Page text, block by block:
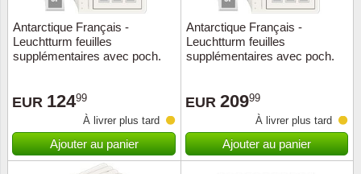
Antarctique Français -
Leuchtturm feuilles
supplémentaires avec poch.
EUR 12499
À livrer plus tard
Ajouter au panier
Antarctique Français -
Leuchtturm feuilles
supplémentaires avec poch.
EUR 20999
À livrer plus tard
Ajouter au panier